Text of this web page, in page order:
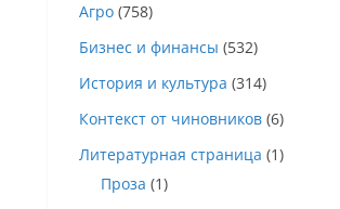
Агро (758)
Бизнес и финансы (532)
История и культура (314)
Контекст от чиновников (6)
Литературная страница (1)
Проза (1)